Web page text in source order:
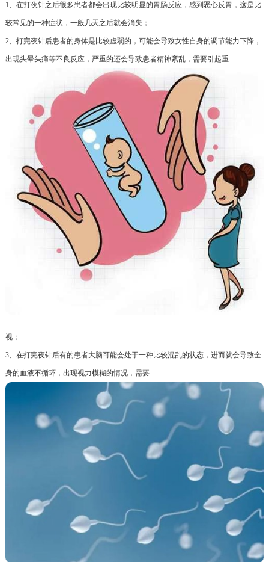
1、在打夜针之后很多患者都会出现比较明显的胃肠反应，感到恶心反胃，这是比
较常见的一种症状，一般几天之后就会消失；
2、打完夜针后患者的身体是比较虚弱的，可能会导致女性自身的调节能力下降，
出现头晕头痛等不良反应，严重的还会导致患者精神紊乱，需要引起重
视；
3、在打完夜针后有的患者大脑可能会处于一种比较混乱的状态，进而就会导致全
身的血液不循环，出现视力模糊的情况，需要